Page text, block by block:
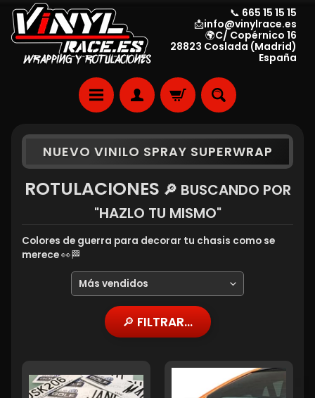
📞 665 15 15 15
📩info@vinylrace.es
🌍C/ Copérnico 16
28823 Coslada (Madrid)
España
NUEVO VINILO SPRAY SUPERWRAP
ROTULACIONES 🔎 BUSCANDO POR
"HAZLO TU MISMO"
Colores de guerra para decorar tu chasis como se
merece 👀🏁
🔎 FILTRAR...